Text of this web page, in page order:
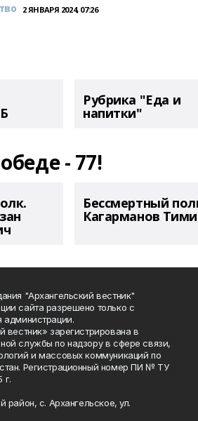
2 ЯНВАРЯ 2024, 07:26
Рубрика "Еда и
напитки"
- 77!
Бессмертный
Кагарманов
"Архангельский вестник"
сайта разрешено только с
администрации.
вестник» зарегистрирована в
службы по надзору в сфере связи,
и массовых коммуникаций по
Регистрационный номер ПИ № ТУ
г.
район, с. Архангельское, ул.